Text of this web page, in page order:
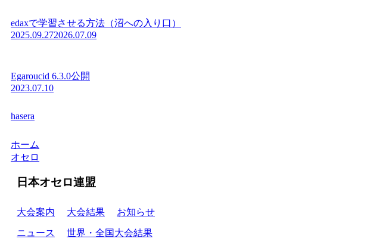
edaxで学習させる方法（沼への入り口）
2025.09.272026.07.09
Egaroucid 6.3.0公開
2023.07.10
hasera
ホーム
オセロ
日本オセロ連盟
大会案内 大会結果 お知らせ
ニュース 世界・全国大会結果